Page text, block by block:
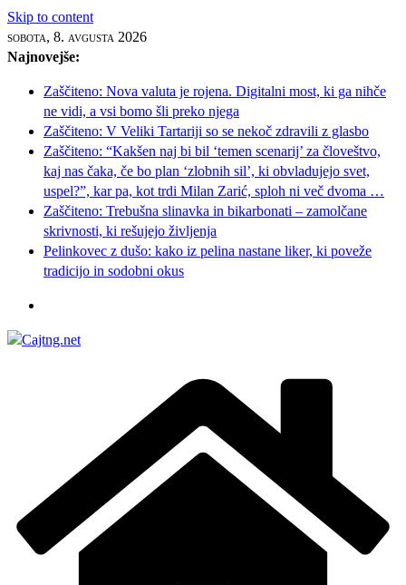
Skip to content
sobota, 8. avgusta 2026
Najnovejše:
Zaščiteno: Nova valuta je rojena. Digitalni most, ki ga nihče
ne vidi, a vsi bomo šli preko njega
Zaščiteno: V Veliki Tartariji so se nekoč zdravili z glasbo
Zaščiteno: “Kakšen naj bi bil ‘temen scenarij’ za človeštvo,
kaj nas čaka, če bo plan ‘zlobnih sil’, ki obvladujejo svet,
uspel?”, kar pa, kot trdi Milan Zarić, sploh ni več dvoma …
Zaščiteno: Trebušna slinavka in bikarbonati – zamolčane
skrivnosti, ki rešujejo življenja
Pelinkovec z dušo: kako iz pelina nastane liker, ki poveže
tradicijo in sodobni okus